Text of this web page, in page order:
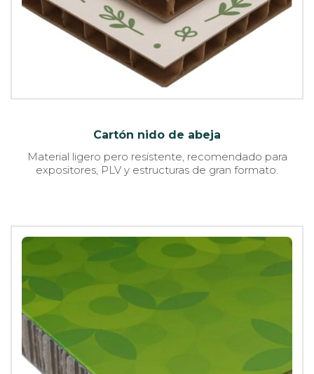
Cartón nido de abeja
Material ligero pero resistente, recomendado para
expositores, PLV y estructuras de gran formato.